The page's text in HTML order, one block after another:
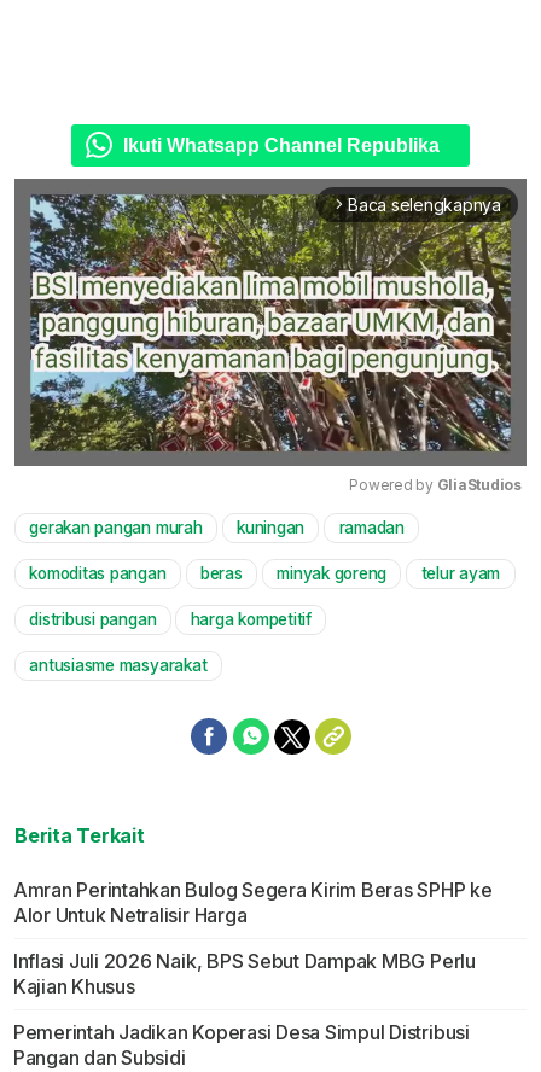
Ikuti Whatsapp Channel Republika
arrow_forward_ios Baca selengkapnya
Powered by GliaStudios
gerakan pangan murah kuningan ramadan
komoditas pangan beras minyak goreng telur ayam
distribusi pangan harga kompetitif
antusiasme masyarakat
Berita Terkait
Amran Perintahkan Bulog Segera Kirim Beras SPHP ke
Alor Untuk Netralisir Harga
Inflasi Juli 2026 Naik, BPS Sebut Dampak MBG Perlu
Kajian Khusus
Pemerintah Jadikan Koperasi Desa Simpul Distribusi
Pangan dan Subsidi